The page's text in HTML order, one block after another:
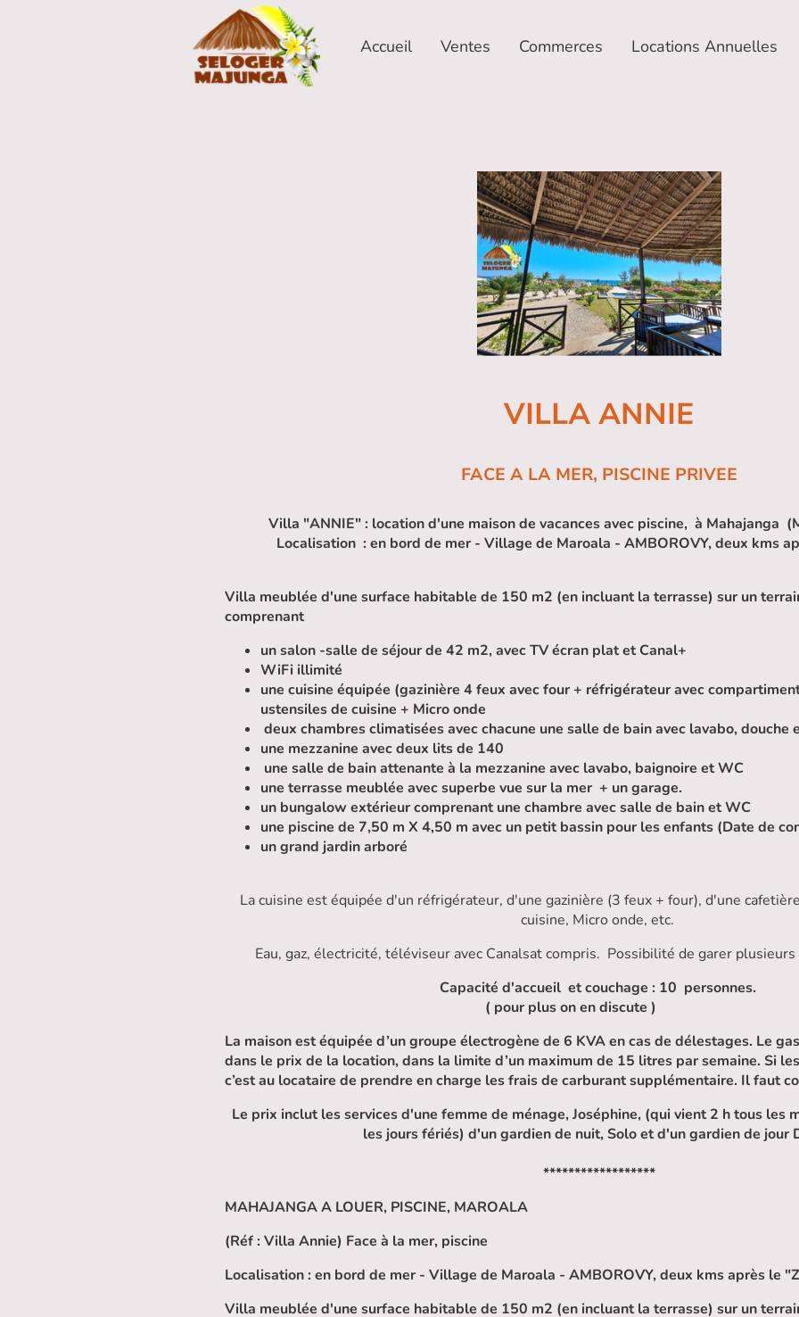
Accueil Ventes Commerces Locations Annuelles
VILLA ANNIE
FACE A LA MER, PISCINE PRIVEE
Villa "ANNIE" : location d'une maison de vacances avec piscine, à Mahajanga
Localisation : en bord de mer - Village de Maroala - AMBOROVY, deux kms
Villa meublée d'une surface habitable de 150 m2 (en incluant la terrasse) sur un
comprenant
un salon -salle de séjour de 42 m2, avec TV écran plat et Canal+
WiFi illimité
une cuisine équipée (gazinière 4 feux avec four + réfrigérateur avec
ustensiles de cuisine + Micro onde
deux chambres climatisées avec chacune une salle de bain avec lavabo, douche
une mezzanine avec deux lits de 140
une salle de bain attenante à la mezzanine avec lavabo, baignoire et WC
une terrasse meublée avec superbe vue sur la mer + un garage.
un bungalow extérieur comprenant une chambre avec salle de bain et WC
une piscine de 7,50 m X 4,50 m avec un petit bassin pour les enfants (Date de
un grand jardin arboré
La cuisine est équipée d'un réfrigérateur, d'une gazinière (3 feux + four), d'une
cuisine, Micro onde, etc.
Eau, gaz, électricité, téléviseur avec Canalsat compris. Possibilité de garer
Capacité d'accueil et couchage : 10 personnes.
( pour plus on en discute )
La maison est équipée d’un groupe électrogène de 6 KVA en cas de délestages. Le
dans le prix de la location, dans la limite d’un maximum de 15 litres par semaine. Si
c’est au locataire de prendre en charge les frais de carburant supplémentaire. Il faut
Le prix inclut les services d'une femme de ménage, Joséphine, (qui vient 2 h tous les
les jours fériés) d'un gardien de nuit, Solo et d'un gardien de jour
******************
MAHAJANGA A LOUER, PISCINE, MAROALA
(Réf : Villa Annie) Face à la mer, piscine
Localisation : en bord de mer - Village de Maroala - AMBOROVY, deux kms après le
Villa meublée d'une surface habitable de 150 m2 (en incluant la terrasse) sur un